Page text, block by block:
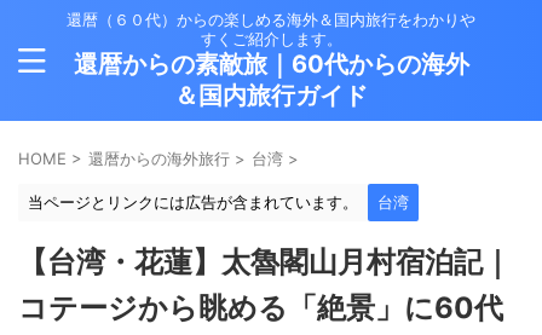
還暦（６０代）からの楽しめる海外＆国内旅行をわかりや
すくご紹介します。
還暦からの素敵旅｜60代からの海外
＆国内旅行ガイド
HOME > 還暦からの海外旅行 > 台湾 >
当ページとリンクには広告が含まれています。 台湾
【台湾・花蓮】太魯閣山月村宿泊記｜
コテージから眺める「絶景」に60代